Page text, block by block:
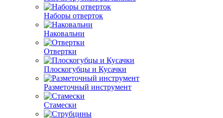
Наборы отверток
Наковальни
Отвертки
Плоскогубцы и Кусачки
Разметочный инструмент
Стамески